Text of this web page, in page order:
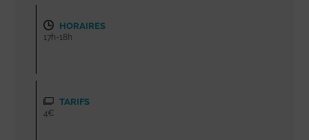
HORAIRES
17h-18h
TARIFS
4€